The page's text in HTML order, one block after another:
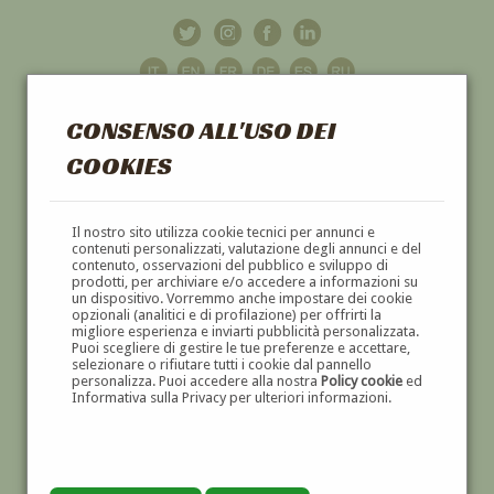
CONSENSO ALL'USO DEI
COOKIES
Il nostro sito utilizza cookie tecnici per annunci e
contenuti personalizzati, valutazione degli annunci e del
contenuto, osservazioni del pubblico e sviluppo di
prodotti, per archiviare e/o accedere a informazioni su
un dispositivo. Vorremmo anche impostare dei cookie
opzionali (analitici e di profilazione) per offrirti la
migliore esperienza e inviarti pubblicità personalizzata.
Puoi scegliere di gestire le tue preferenze e accettare,
selezionare o rifiutare tutti i cookie dal pannello
personalizza. Puoi accedere alla nostra Policy cookieed
Informativa sulla Privacy per ulteriori informazioni.
GALLERIAD'ARTE
DIPINTI E SCULTURE '800 E '900